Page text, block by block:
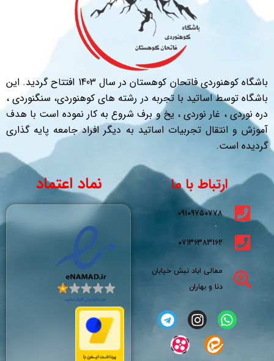
باشگاه کوهنوردی فاتحان کوهستان در سال 1403 افتتاح گردید. این
باشگاه توسط اساتید با تجربه در رشته های کوهنوردی، سنگنوردی ،
دره نوردی ، غار نوردی ، یخ و برف شروع به کار نموده است با هدف
آموزش و انتقال تجربیات اساتید به دیگر افراد جامعه پایه گذاری
گردیده است.
ارتباط با ما
09109750778
07136383162
معالی اباد نبش خیابان
دنا و بهاران
نماد اعتماد